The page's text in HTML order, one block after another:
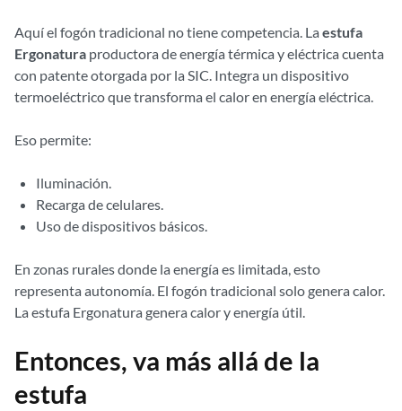
Aquí el fogón tradicional no tiene competencia. La estufa
Ergonatura productora de energía térmica y eléctrica cuenta
con patente otorgada por la SIC. Integra un dispositivo
termoeléctrico que transforma el calor en energía eléctrica.
Eso permite:
Iluminación.
Recarga de celulares.
Uso de dispositivos básicos.
En zonas rurales donde la energía es limitada, esto
representa autonomía. El fogón tradicional solo genera calor.
La estufa Ergonatura genera calor y energía útil.
Entonces, va más allá de la
estufa